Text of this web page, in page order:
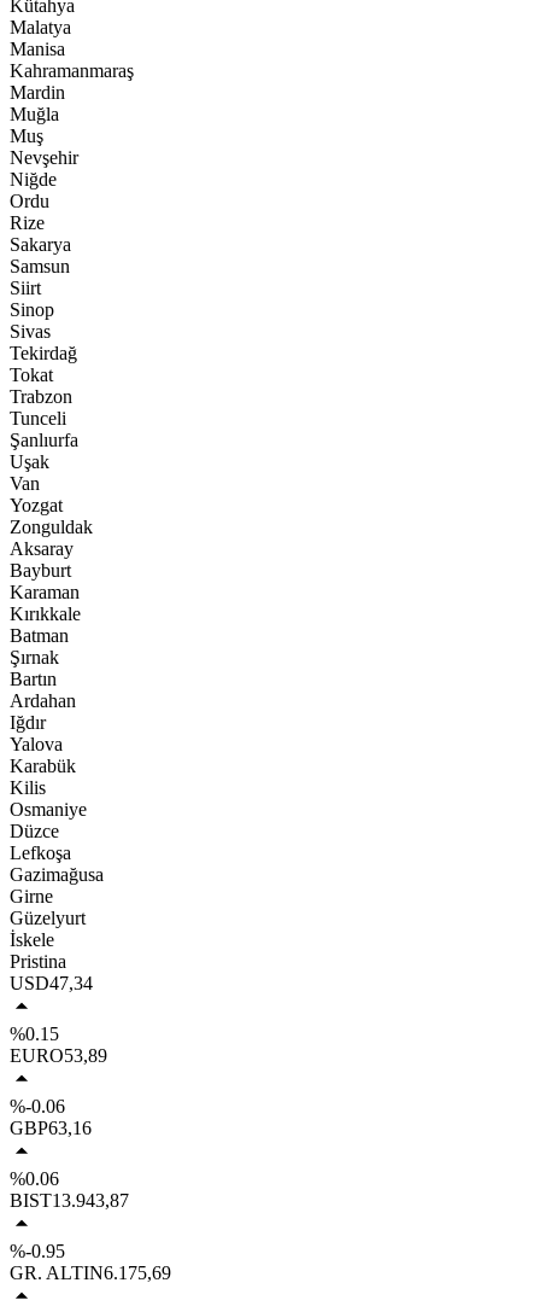
Kütahya
Malatya
Manisa
Kahramanmaraş
Mardin
Muğla
Muş
Nevşehir
Niğde
Ordu
Rize
Sakarya
Samsun
Siirt
Sinop
Sivas
Tekirdağ
Tokat
Trabzon
Tunceli
Şanlıurfa
Uşak
Van
Yozgat
Zonguldak
Aksaray
Bayburt
Karaman
Kırıkkale
Batman
Şırnak
Bartın
Ardahan
Iğdır
Yalova
Karabük
Kilis
Osmaniye
Düzce
Lefkoşa
Gazimağusa
Girne
Güzelyurt
İskele
Pristina
USD47,34
%0.15
EURO53,89
%-0.06
GBP63,16
%0.06
BIST13.943,87
%-0.95
GR. ALTIN6.175,69